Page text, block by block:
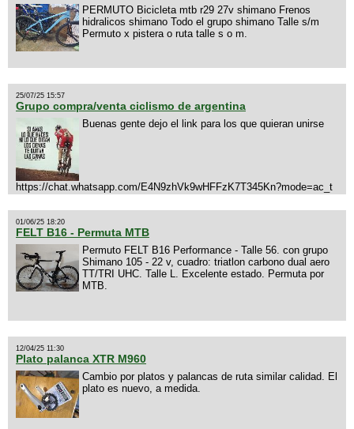
PERMUTO Bicicleta mtb r29 27v shimano Frenos
hidralicos shimano Todo el grupo shimano Talle s/m
Permuto x pistera o ruta talle s o m.
25/07/25 15:57
Grupo compra/venta ciclismo de argentina
Buenas gente dejo el link para los que quieran unirse
https://chat.whatsapp.com/E4N9zhVk9wHFFzK7T345Kn?mode=ac_t
01/06/25 18:20
FELT B16 - Permuta MTB
Permuto FELT B16 Performance - Talle 56. con grupo
Shimano 105 - 22 v, cuadro: triatlon carbono dual aero
TT/TRI UHC. Talle L. Excelente estado. Permuta por
MTB.
12/04/25 11:30
Plato palanca XTR M960
Cambio por platos y palancas de ruta similar calidad. El
plato es nuevo, a medida.